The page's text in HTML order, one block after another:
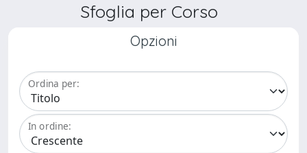
Sfoglia per Corso
Opzioni
Ordina per:
In ordine: